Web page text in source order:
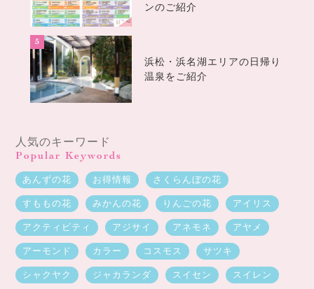
ンのご紹介
浜松・浜名湖エリアの日帰り
温泉をご紹介
人気のキーワード
Popular Keywords
あんずの花 お得情報 さくらんぼの花
すももの花 みかんの花 りんごの花 アイリス
アクティビティ アジサイ アネモネ アヤメ
アーモンド カラー コスモス サツキ
シャクヤク ジャカランダ スイセン スイレン